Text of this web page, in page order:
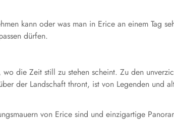
kann oder was man in Erice an einem Tag
dürfen.
die Zeit still zu stehen scheint. Zu den
der Landschaft thront, ist von Legenden und
von Erice sind und einzigartige